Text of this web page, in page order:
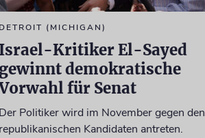
DETROIT (MICHIGAN)
Israel-Kritiker El-Sayed
gewinnt demokratische
für Senat
Der Politiker wird im November gegen den
republikanischen Kandidaten antreten.